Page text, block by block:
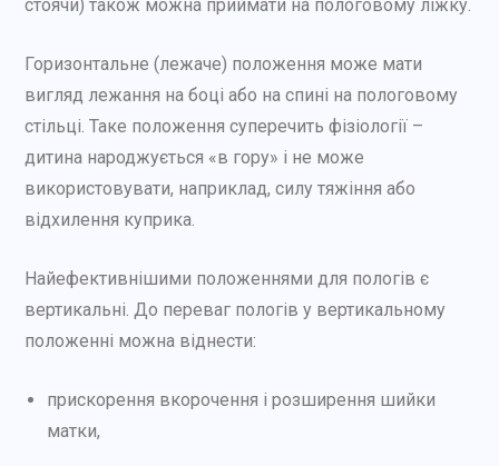
стоячи) також можна приймати на пологовому ліжку.
Горизонтальне (лежаче) положення може мати
вигляд лежання на боці або на спині на пологовому
стільці. Таке положення суперечить фізіології –
дитина народжується «в гору» і не може
використовувати, наприклад, силу тяжіння або
відхилення куприка.
Найефективнішими положеннями для пологів є
вертикальні. До переваг пологів у вертикальному
положенні можна віднести:
прискорення вкорочення і розширення шийки
матки,